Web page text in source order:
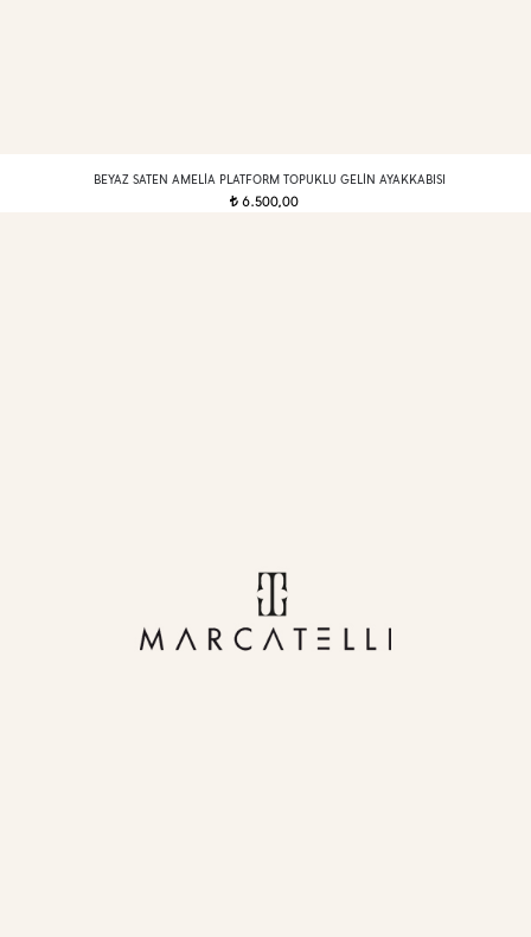
BEYAZ SATEN AMELIA PLATFORM TOPUKLU GELIN AYAKKABISI
t 6.500,00